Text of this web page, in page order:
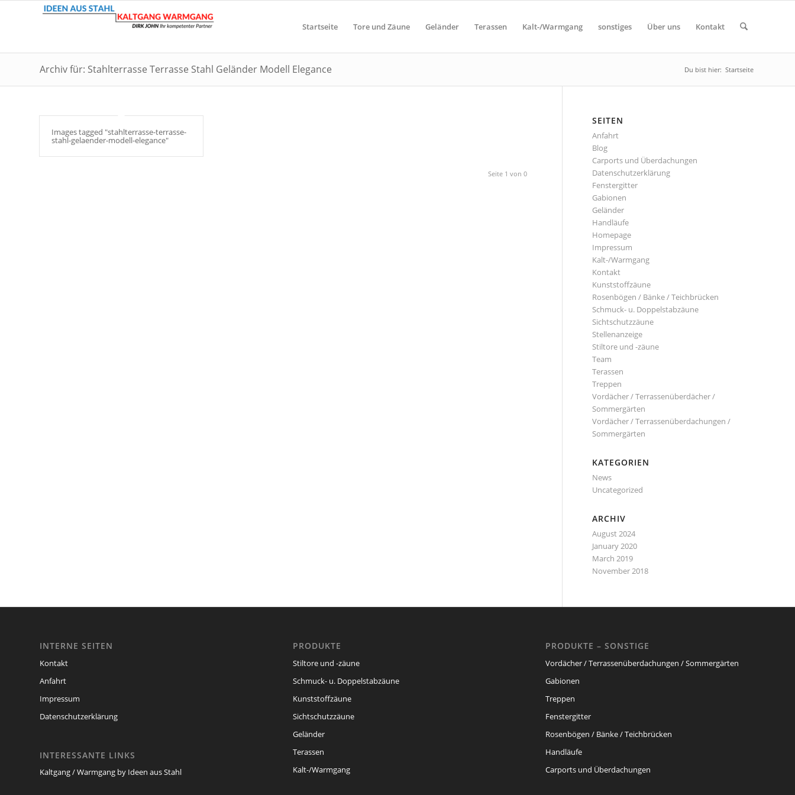
Startseite Tore und Zäune Geländer Terassen Kalt-/Warmgang sonstiges Über uns Kontakt
Archiv für: Stahlterrasse Terrasse Stahl Geländer Modell Elegance Du bist hier: Startseite
Images tagged "stahlterrasse-terrasse-
stahl-gelaender-modell-elegance"
Seite 1 von 0
SEITEN
Anfahrt
Blog
Carports und Überdachungen
Datenschutzerklärung
Fenstergitter
Gabionen
Geländer
Handläufe
Homepage
Impressum
Kalt-/Warmgang
Kontakt
Kunststoffzäune
Rosenbögen / Bänke / Teichbrücken
Schmuck- u. Doppelstabzäune
Sichtschutzzäune
Stellenanzeige
Stiltore und -zäune
Team
Terassen
Treppen
Vordächer / Terrassenüberdächer /
Sommergärten
Vordächer / Terrassenüberdachungen /
Sommergärten
KATEGORIEN
News
Uncategorized
ARCHIV
August 2024
January 2020
March 2019
November 2018
INTERNE SEITEN
Kontakt
Anfahrt
Impressum
Datenschutzerklärung
INTERESSANTE LINKS
Kaltgang / Warmgang by Ideen aus Stahl
PRODUKTE
Stiltore und -zäune
Schmuck- u. Doppelstabzäune
Kunststoffzäune
Sichtschutzzäune
Geländer
Terassen
Kalt-/Warmgang
PRODUKTE – SONSTIGE
Vordächer / Terrassenüberdachungen / Sommergärten
Gabionen
Treppen
Fenstergitter
Rosenbögen / Bänke / Teichbrücken
Handläufe
Carports und Überdachungen